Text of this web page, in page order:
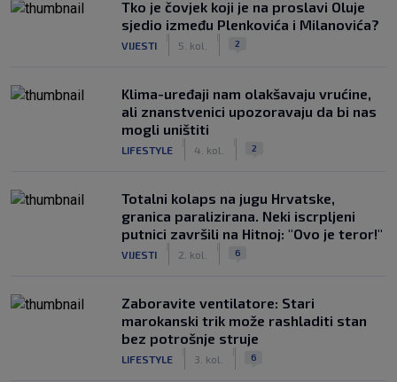
Tko je čovjek koji je na proslavi Oluje
sjedio između Plenkovića i Milanovića?
VIJESTI 5. kol. 2
Klima-uređaji nam olakšavaju vrućine,
ali znanstvenici upozoravaju da bi nas
mogli uništiti
LIFESTYLE 4. kol. 2
Totalni kolaps na jugu Hrvatske,
granica paralizirana. Neki iscrpljeni
putnici završili na Hitnoj: "Ovo je teror!"
VIJESTI 2. kol. 6
Zaboravite ventilatore: Stari
marokanski trik može rashladiti stan
bez potrošnje struje
LIFESTYLE 3. kol. 6